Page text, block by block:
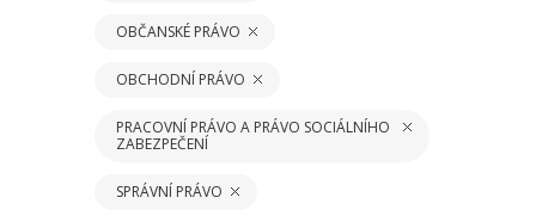
OBČANSKÉ PRÁVO
OBCHODNÍ PRÁVO
PRACOVNÍ PRÁVO A PRÁVO SOCIÁLNÍHO
ZABEZPEČENÍ
SPRÁVNÍ PRÁVO